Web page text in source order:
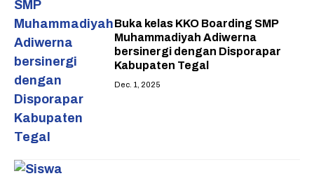
Buka kelas KKO Boarding SMP
Muhammadiyah Adiwerna
bersinergi dengan Disporapar
Kabupaten Tegal
Dec. 1, 2025